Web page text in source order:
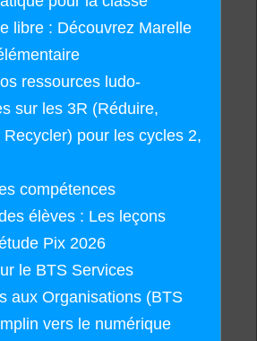
libre : Découvrez Marelle
ressources ludo-
sur les 3R (Réduire,
Recycler) pour les cycles 2,
compétences
élèves : Les leçons
Pix 2026
le BTS Services
aux Organisations (BTS
vers le numérique